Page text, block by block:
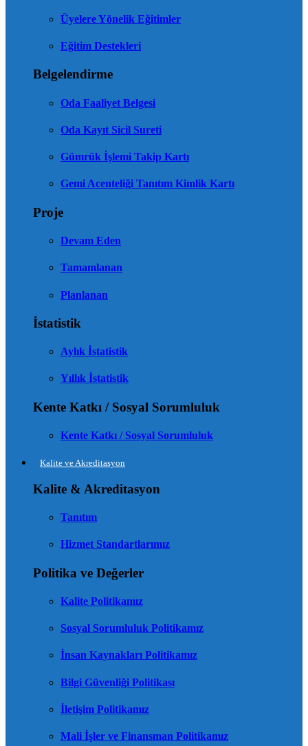
Üyelere Yönelik Eğitimler
Eğitim Destekleri
Belgelendirme
Oda Faaliyet Belgesi
Oda Kayıt Sicil Sureti
Gümrük İşlemi Takip Kartı
Gemi Acenteliği Tanıtım Kimlik Kartı
Proje
Devam Eden
Tamamlanan
Planlanan
İstatistik
Aylık İstatistik
Yıllık İstatistik
Kente Katkı / Sosyal Sorumluluk
Kente Katkı / Sosyal Sorumluluk
Kalite ve Akreditasyon
Kalite & Akreditasyon
Tanıtım
Hizmet Standartlarımız
Politika ve Değerler
Kalite Politikamız
Sosyal Sorumluluk Politikamız
İnsan Kaynakları Politikamız
Bilgi Güvenliği Politikası
İletişim Politikamız
Mali İşler ve Finansman Politikamız